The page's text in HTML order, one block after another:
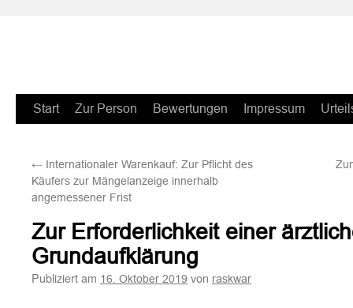
Zum
springen
Start Zur Person Bewertungen Impressum
← Internationaler Warenkauf: Zur Pflicht des
Käufers zur Mängelanzeige innerhalb
angemessener Frist
Zur Erforderlichkeit einer
Grundaufklärung
Publiziert am 16. Oktober 2019 von raskwar